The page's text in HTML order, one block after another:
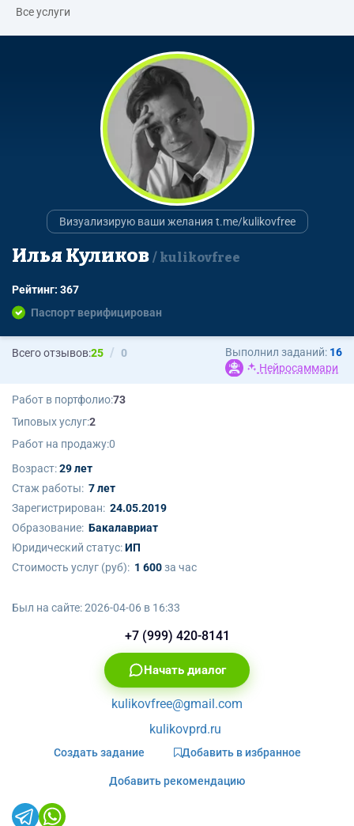
Все услуги
Визуализирую ваши желания t.me/kulikovfree
Илья Куликов kulikovfree
Рейтинг: 367
Паспорт верифицирован
Всего отзывов:25 0 Выполнил заданий: 16
Нейросаммари
Работ в портфолио:73
Типовых услуг:2
Работ на продажу:0
Возраст:29 лет
Стаж работы: 7 лет
Зарегистрирован: 24.05.2019
Образование: Бакалавриат
Юридический статус:ИП
Стоимость услуг (руб): 1 600за час
Был на сайте:2026-04-06 в 16:33
+7 (999) 420-8141
Начать диалог
kulikovfree@gmail.com
kulikovprd.ru
Создать задание Добавить в избранное
Добавить рекомендацию